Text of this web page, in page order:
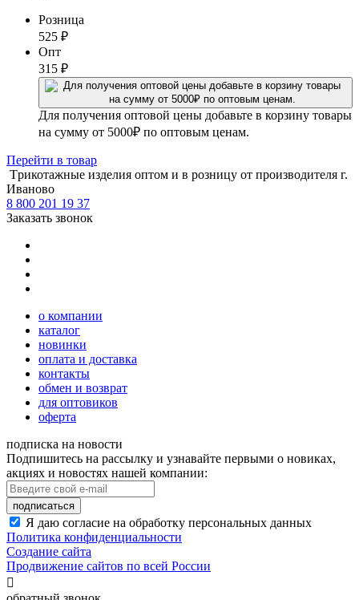
Розница
525 ₽
Опт
315 ₽
Для получения оптовой цены добавьте в корзину товары
на сумму от 5000₽ по оптовым ценам.
Перейти в товар
Tрикотажные изделия оптом и в розницу от производителя г.
Иваново
8 800 201 19 37
Заказать звонок
о компании
каталог
новинки
оплата и доставка
контакты
обмен и возврат
для оптовиков
оферта
подписка на новости
Подпишитесь на рассылку и узнавайте первыми о новиках,
акциях и новостях нашей компании:
подписаться
Я даю согласие на обработку персональных данных
Политика конфиденциальности
Создание сайта
Продвижение сайтов по всей России
